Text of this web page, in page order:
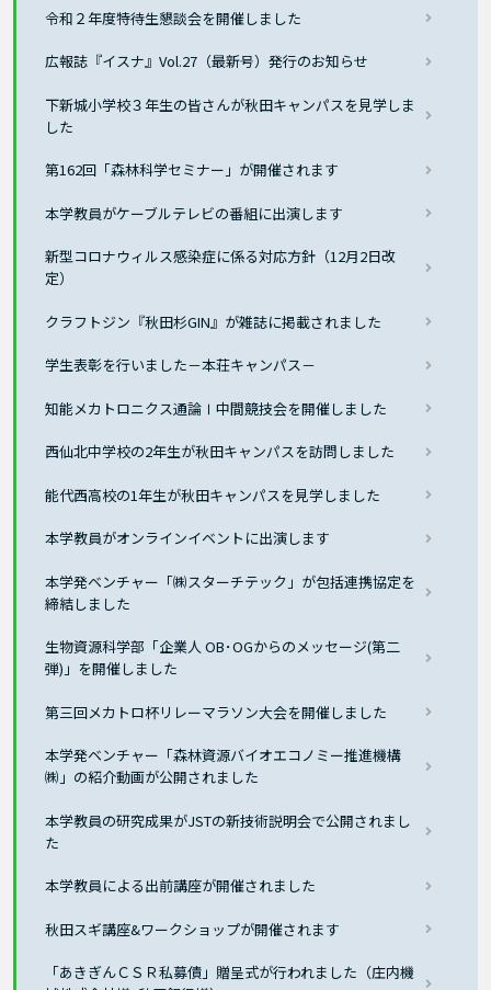
令和２年度特待生懇談会を開催しました
広報誌『イスナ』Vol.27（最新号）発行のお知らせ
下新城小学校３年生の皆さんが秋田キャンパスを見学しま
した
第162回「森林科学セミナー」が開催されます
本学教員がケーブルテレビの番組に出演します
新型コロナウィルス感染症に係る対応方針（12月2日改
定）
クラフトジン『秋田杉GIN』が雑誌に掲載されました
学生表彰を行いました－本荘キャンパス－
知能メカトロニクス通論Ⅰ中間競技会を開催しました
西仙北中学校の2年生が秋田キャンパスを訪問しました
能代西高校の1年生が秋田キャンパスを見学しました
本学教員がオンラインイベントに出演します
本学発ベンチャー「㈱スターチテック」が包括連携協定を
締結しました
生物資源科学部「企業人 OB･OGからのメッセージ(第二
弾)」を開催しました
第三回メカトロ杯リレーマラソン大会を開催しました
本学発ベンチャー「森林資源バイオエコノミー推進機構
㈱」の紹介動画が公開されました
本学教員の研究成果がJSTの新技術説明会で公開されまし
た
本学教員による出前講座が開催されました
秋田スギ講座&ワークショップが開催されます
「あきぎんＣＳＲ私募債」贈呈式が行われました（庄内機